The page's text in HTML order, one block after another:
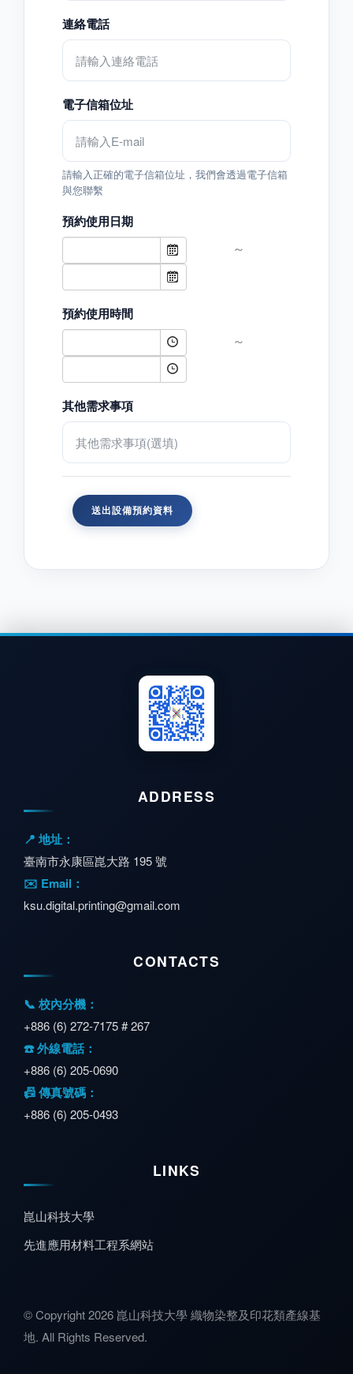
連絡電話
電子信箱位址
請輸入正確的電子信箱位址，我們會透過電子信箱
與您聯繫
預約使用日期
～
預約使用時間
～
其他需求事項
ADDRESS
📍 地址：
臺南市永康區崑大路 195 號
✉️ Email：
ksu.digital.printing@gmail.com
CONTACTS
📞 校內分機：
+886 (6) 272-7175 # 267
☎️ 外線電話：
+886 (6) 205-0690
📠 傳真號碼：
+886 (6) 205-0493
LINKS
崑山科技大學
先進應用材料工程系網站
© Copyright 2026 崑山科技大學 織物染整及印花類產線基
地. All Rights Reserved.